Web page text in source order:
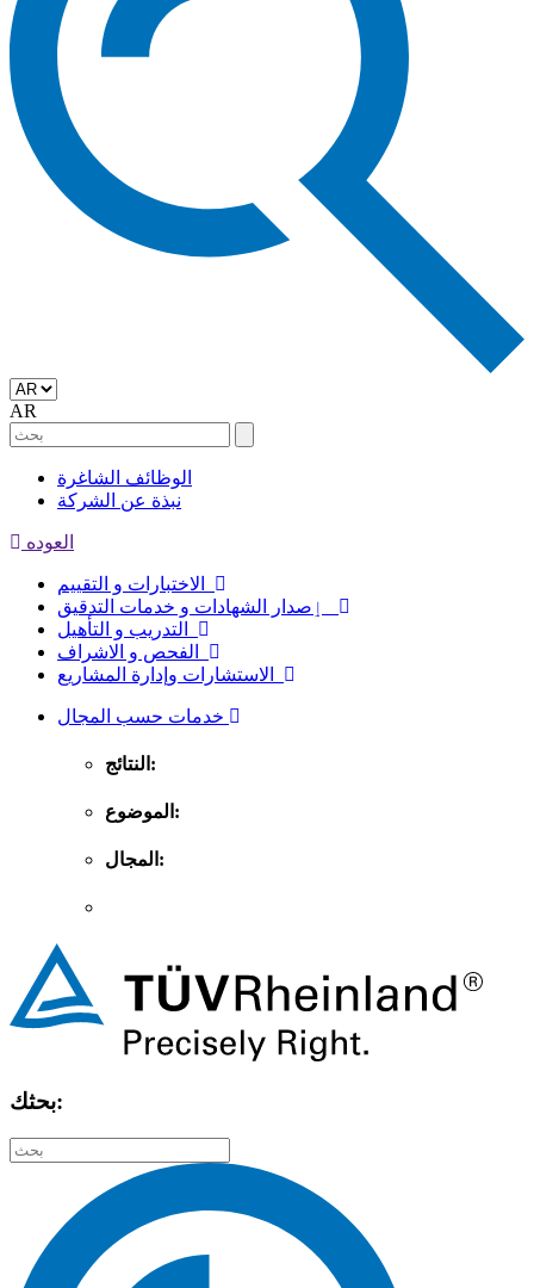
AR
الوظائف الشاغرة
نبذة عن الشركة
العوده
النتائج:
الموضوع:
المجال:
بحثك: